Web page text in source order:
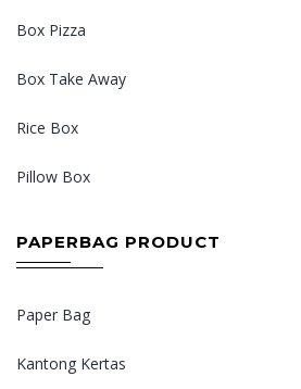
Box Pizza
Box Take Away
Rice Box
Pillow Box
PAPERBAG PRODUCT
Paper Bag
Kantong Kertas